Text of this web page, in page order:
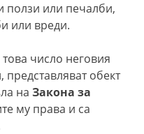
ползи или печалби,
или вреди.
число неговия
обект
на Закона за
му права и са